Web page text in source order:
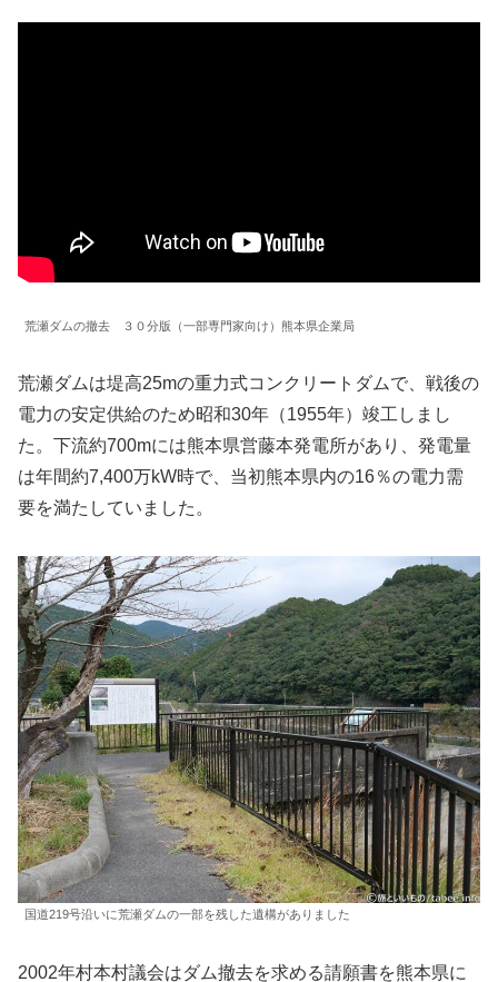
荒瀬ダムの撤去 ３０分版（一部専門家向け）熊本県企業局
荒瀬ダムは堤高25mの重力式コンクリートダムで、戦後の
電力の安定供給のため昭和30年（1955年）竣工しまし
た。下流約700mには熊本県営藤本発電所があり、発電量
は年間約7,400万kW時で、当初熊本県内の16％の電力需
要を満たしていました。
国道219号沿いに荒瀬ダムの一部を残した遺構がありました
2002年村本村議会はダム撤去を求める請願書を熊本県に